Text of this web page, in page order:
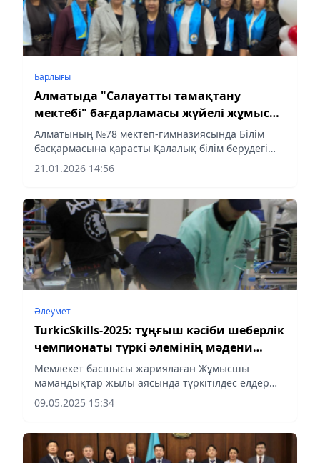
Барлығы
Алматыда "Салауатты тамақтану
мектебі" бағдарламасы жүйелі жұмыс
істеп жатыр
Алматының №78 мектеп-гимназиясында Білім
басқармасына қарасты Қалалық білім берудегі
жаңа технологиялардың ғылыми-әдістемелік
орталығының қолдауымен «Саламатты мектеп»
21.01.2026 14:56
Әлеумет
TurkicSkills-2025: тұңғыш кәсіби шеберлік
чемпионаты түркі әлемінің мәдени
астанасы Ақтауда өтеді
Мемлекет басшысы жариялаған Жұмысшы
мамандықтар жылы аясында түркітілдес елдер
арасындағы тұңғыш TurkicSkills кәсіби шеберлік
чемпионаты 2025 жылдың күзінде ресми түрде
09.05.2025 15:34